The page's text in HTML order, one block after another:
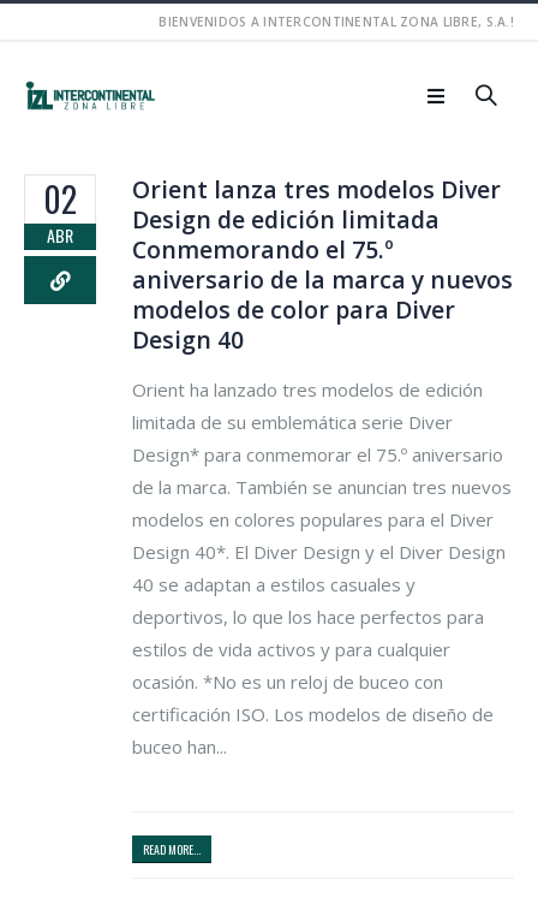
BIENVENIDOS A INTERCONTINENTAL ZONA LIBRE, S.A.!
02
ABR
Orient lanza tres modelos Diver
Design de edición limitada
Conmemorando el 75.º
aniversario de la marca y nuevos
modelos de color para Diver
Design 40
Orient ha lanzado tres modelos de edición
limitada de su emblemática serie Diver
Design* para conmemorar el 75.º aniversario
de la marca. También se anuncian tres nuevos
modelos en colores populares para el Diver
Design 40*. El Diver Design y el Diver Design
40 se adaptan a estilos casuales y
deportivos, lo que los hace perfectos para
estilos de vida activos y para cualquier
ocasión. *No es un reloj de buceo con
certificación ISO. Los modelos de diseño de
buceo han...
READ MORE...